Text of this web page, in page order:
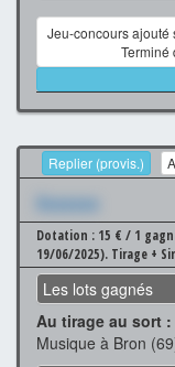
Jeu-concours ajouté
Terminé
Replier (provis.)
Xxxxxxx
Dotation : 15 € / 1
19/06/2025). Tirage +
Les lots gagnés
Au tirage au sort :
Musique à Bron